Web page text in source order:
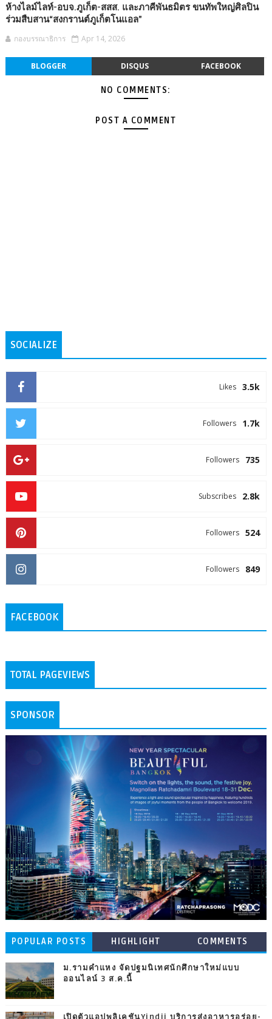
ห้างไลม์ไลท์-อบจ.ภูเก็ต-สสส. และภาคีพันธมิตร ขนทัพใหญ่ศิลปิน
ร่วมสืบสาน“สงกรานต์ภูเก็ตโนแอล”
กองบรรณาธิการ Apr 14, 2026
BLOGGER DISQUS FACEBOOK
NO COMMENTS:
POST A COMMENT
SOCIALIZE
3.5k
Likes
1.7k
Followers
735
Followers
2.8k
Subscribes
524
Followers
849
Followers
FACEBOOK
TOTAL PAGEVIEWS
SPONSOR
POPULAR POSTS HIGHLIGHT COMMENTS
ม.รามคำแหง จัดปฐมนิเทศนักศึกษาใหม่แบบ
ออนไลน์ 3 ส.ค.นี้